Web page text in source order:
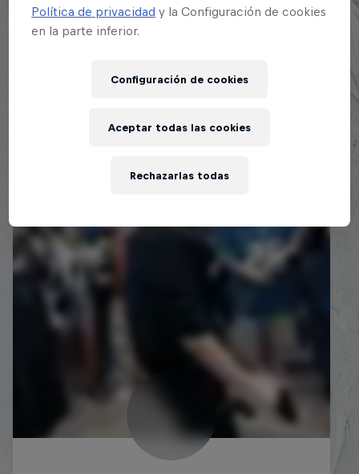
Política de privacidad y la Configuración de cookies
en la parte inferior.
Configuración de cookies
Rechazarlas todas
Aceptar todas las cookies